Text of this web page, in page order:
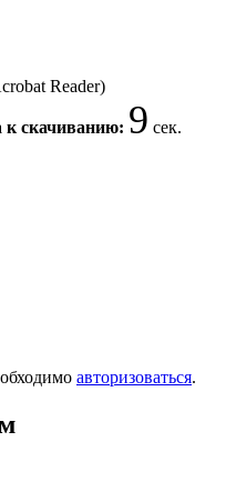
Reader)
к скачиванию: 9 сек.
авторизоваться.